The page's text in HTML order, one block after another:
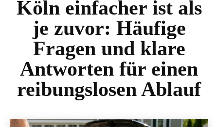
Köln einfacher ist als
je zuvor: Häufige
Fragen und klare
Antworten für einen
reibungslosen Ablauf